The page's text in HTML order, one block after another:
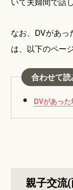
なお、DVがあっ
は、以下のペー
合わせて
DVがあった
親子交流